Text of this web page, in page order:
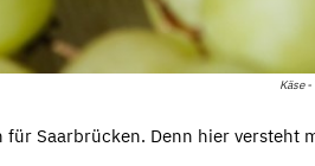
Käse
Saarbrücken. Denn hier versteht